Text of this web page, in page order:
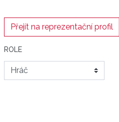
Přejít na reprezentační profil
ROLE